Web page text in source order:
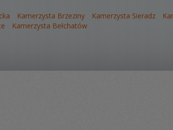
Kamerzysta Brzeziny Kamerzysta Sieradz
Kamerzysta Bełchatów